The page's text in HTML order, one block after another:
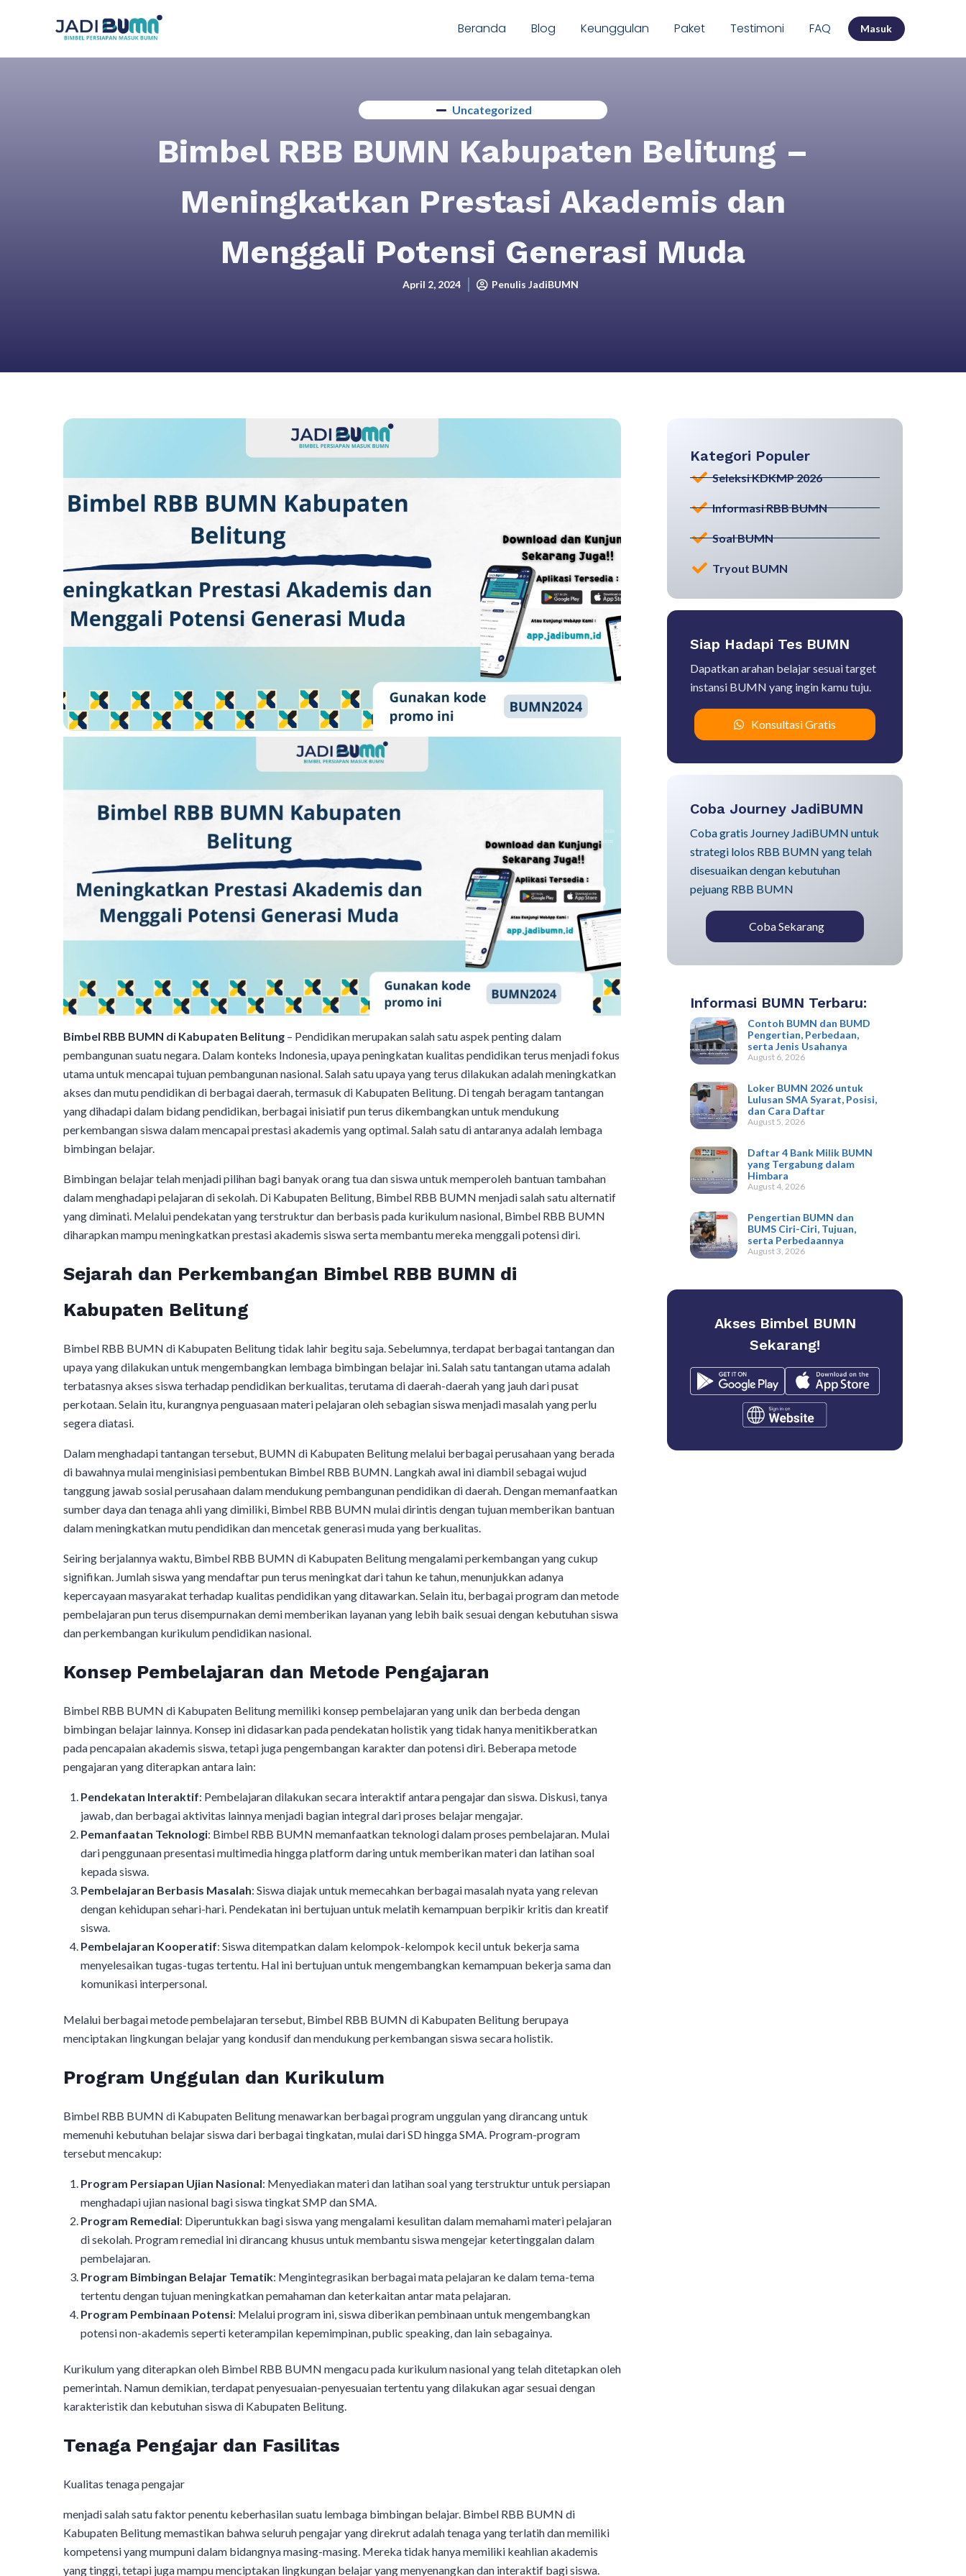
Beranda Blog Keunggulan Paket Testimoni FAQ Masuk
Uncategorized
Bimbel RBB BUMN Kabupaten Belitung –
Meningkatkan Prestasi Akademis dan
Menggali Potensi Generasi Muda
April 2, 2024 Penulis JadiBUMN
Bimbel RBB BUMN di Kabupaten Belitung – Pendidikan merupakan salah satu aspek penting dalam
pembangunan suatu negara. Dalam konteks Indonesia, upaya peningkatan kualitas pendidikan terus menjadi fokus
utama untuk mencapai tujuan pembangunan nasional. Salah satu upaya yang terus dilakukan adalah meningkatkan
akses dan mutu pendidikan di berbagai daerah, termasuk di Kabupaten Belitung. Di tengah beragam tantangan
yang dihadapi dalam bidang pendidikan, berbagai inisiatif pun terus dikembangkan untuk mendukung
perkembangan siswa dalam mencapai prestasi akademis yang optimal. Salah satu di antaranya adalah lembaga
bimbingan belajar.
Bimbingan belajar telah menjadi pilihan bagi banyak orang tua dan siswa untuk memperoleh bantuan tambahan
dalam menghadapi pelajaran di sekolah. Di Kabupaten Belitung, Bimbel RBB BUMN menjadi salah satu alternatif
yang diminati. Melalui pendekatan yang terstruktur dan berbasis pada kurikulum nasional, Bimbel RBB BUMN
diharapkan mampu meningkatkan prestasi akademis siswa serta membantu mereka menggali potensi diri.
Sejarah dan Perkembangan Bimbel RBB BUMN di
Kabupaten Belitung
Bimbel RBB BUMN di Kabupaten Belitung tidak lahir begitu saja. Sebelumnya, terdapat berbagai tantangan dan
upaya yang dilakukan untuk mengembangkan lembaga bimbingan belajar ini. Salah satu tantangan utama adalah
terbatasnya akses siswa terhadap pendidikan berkualitas, terutama di daerah-daerah yang jauh dari pusat
perkotaan. Selain itu, kurangnya penguasaan materi pelajaran oleh sebagian siswa menjadi masalah yang perlu
segera diatasi.
Dalam menghadapi tantangan tersebut, BUMN di Kabupaten Belitung melalui berbagai perusahaan yang berada
di bawahnya mulai menginisiasi pembentukan Bimbel RBB BUMN. Langkah awal ini diambil sebagai wujud
tanggung jawab sosial perusahaan dalam mendukung pembangunan pendidikan di daerah. Dengan memanfaatkan
sumber daya dan tenaga ahli yang dimiliki, Bimbel RBB BUMN mulai dirintis dengan tujuan memberikan bantuan
dalam meningkatkan mutu pendidikan dan mencetak generasi muda yang berkualitas.
Seiring berjalannya waktu, Bimbel RBB BUMN di Kabupaten Belitung mengalami perkembangan yang cukup
signifikan. Jumlah siswa yang mendaftar pun terus meningkat dari tahun ke tahun, menunjukkan adanya
kepercayaan masyarakat terhadap kualitas pendidikan yang ditawarkan. Selain itu, berbagai program dan metode
pembelajaran pun terus disempurnakan demi memberikan layanan yang lebih baik sesuai dengan kebutuhan siswa
dan perkembangan kurikulum pendidikan nasional.
Konsep Pembelajaran dan Metode Pengajaran
Bimbel RBB BUMN di Kabupaten Belitung memiliki konsep pembelajaran yang unik dan berbeda dengan
bimbingan belajar lainnya. Konsep ini didasarkan pada pendekatan holistik yang tidak hanya menitikberatkan
pada pencapaian akademis siswa, tetapi juga pengembangan karakter dan potensi diri. Beberapa metode
pengajaran yang diterapkan antara lain:
Pendekatan Interaktif: Pembelajaran dilakukan secara interaktif antara pengajar dan siswa. Diskusi, tanya
jawab, dan berbagai aktivitas lainnya menjadi bagian integral dari proses belajar mengajar.
Pemanfaatan Teknologi: Bimbel RBB BUMN memanfaatkan teknologi dalam proses pembelajaran. Mulai
dari penggunaan presentasi multimedia hingga platform daring untuk memberikan materi dan latihan soal
kepada siswa.
Pembelajaran Berbasis Masalah: Siswa diajak untuk memecahkan berbagai masalah nyata yang relevan
dengan kehidupan sehari-hari. Pendekatan ini bertujuan untuk melatih kemampuan berpikir kritis dan kreatif
siswa.
Pembelajaran Kooperatif: Siswa ditempatkan dalam kelompok-kelompok kecil untuk bekerja sama
menyelesaikan tugas-tugas tertentu. Hal ini bertujuan untuk mengembangkan kemampuan bekerja sama dan
komunikasi interpersonal.
Melalui berbagai metode pembelajaran tersebut, Bimbel RBB BUMN di Kabupaten Belitung berupaya
menciptakan lingkungan belajar yang kondusif dan mendukung perkembangan siswa secara holistik.
Program Unggulan dan Kurikulum
Bimbel RBB BUMN di Kabupaten Belitung menawarkan berbagai program unggulan yang dirancang untuk
memenuhi kebutuhan belajar siswa dari berbagai tingkatan, mulai dari SD hingga SMA. Program-program
tersebut mencakup:
Program Persiapan Ujian Nasional: Menyediakan materi dan latihan soal yang terstruktur untuk persiapan
menghadapi ujian nasional bagi siswa tingkat SMP dan SMA.
Program Remedial: Diperuntukkan bagi siswa yang mengalami kesulitan dalam memahami materi pelajaran
di sekolah. Program remedial ini dirancang khusus untuk membantu siswa mengejar ketertinggalan dalam
pembelajaran.
Program Bimbingan Belajar Tematik: Mengintegrasikan berbagai mata pelajaran ke dalam tema-tema
tertentu dengan tujuan meningkatkan pemahaman dan keterkaitan antar mata pelajaran.
Program Pembinaan Potensi: Melalui program ini, siswa diberikan pembinaan untuk mengembangkan
potensi non-akademis seperti keterampilan kepemimpinan, public speaking, dan lain sebagainya.
Kurikulum yang diterapkan oleh Bimbel RBB BUMN mengacu pada kurikulum nasional yang telah ditetapkan oleh
pemerintah. Namun demikian, terdapat penyesuaian-penyesuaian tertentu yang dilakukan agar sesuai dengan
karakteristik dan kebutuhan siswa di Kabupaten Belitung.
Tenaga Pengajar dan Fasilitas
Kualitas tenaga pengajar
menjadi salah satu faktor penentu keberhasilan suatu lembaga bimbingan belajar. Bimbel RBB BUMN di
Kabupaten Belitung memastikan bahwa seluruh pengajar yang direkrut adalah tenaga yang terlatih dan memiliki
kompetensi yang mumpuni dalam bidangnya masing-masing. Mereka tidak hanya memiliki keahlian akademis
yang tinggi, tetapi juga mampu menciptakan lingkungan belajar yang menyenangkan dan interaktif bagi siswa.
Kategori Populer
Seleksi KDKMP 2026
Informasi RBB BUMN
Soal BUMN
Tryout BUMN
Siap Hadapi Tes BUMN
Dapatkan arahan belajar sesuai target
instansi BUMN yang ingin kamu tuju.
Konsultasi Gratis
Coba Journey JadiBUMN
Coba gratis Journey JadiBUMN untuk
strategi lolos RBB BUMN yang telah
disesuaikan dengan kebutuhan
pejuang RBB BUMN
Coba Sekarang
Informasi BUMN Terbaru:
Contoh BUMN dan BUMD
Pengertian, Perbedaan,
serta Jenis Usahanya
August 6, 2026
Loker BUMN 2026 untuk
Lulusan SMA Syarat, Posisi,
dan Cara Daftar
August 5, 2026
Daftar 4 Bank Milik BUMN
yang Tergabung dalam
Himbara
August 4, 2026
Pengertian BUMN dan
BUMS Ciri-Ciri, Tujuan,
serta Perbedaannya
August 3, 2026
Akses Bimbel BUMN
Sekarang!